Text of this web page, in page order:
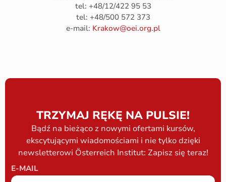
tel: +48/12/422 95 53
tel: +48/500 572 373
e-mail: Krakow@oei.org.pl
TRZYMAJ RĘKĘ NA PULSIE!
Bądź na bieżąco z nowymi ofertami kursów,
ekscytującymi wiadomościami i nie tylko dzięki
newsletterowi Österreich Institut: Zapisz się teraz!
E-MAIL